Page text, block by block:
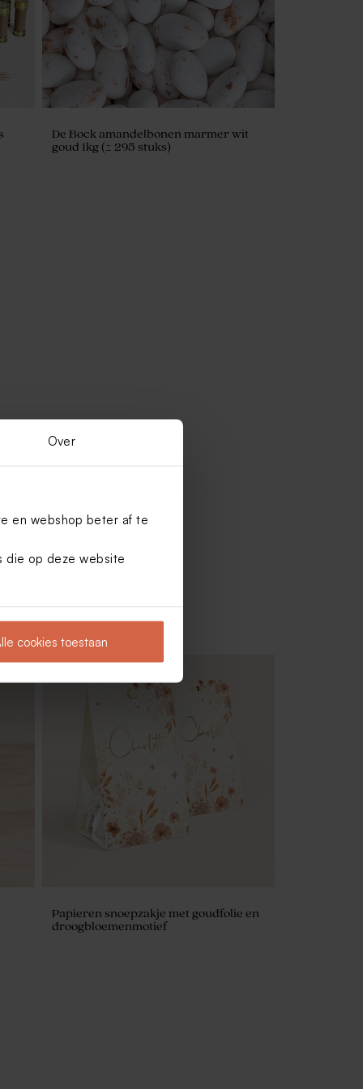
Over
en webshop beter af te
die op deze website
cookies toestaan
De Bock amandelbonen marmer wit
goud 1kg (± 295 stuks)
Papieren snoepzakje met goudfolie en
droogbloemenmotief